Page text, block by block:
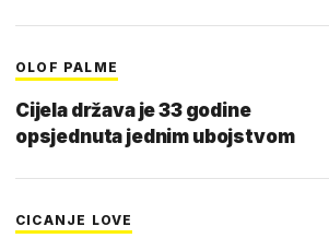
OLOF PALME
Cijela država je 33 godine
opsjednuta jednim ubojstvom
CICANJE LOVE